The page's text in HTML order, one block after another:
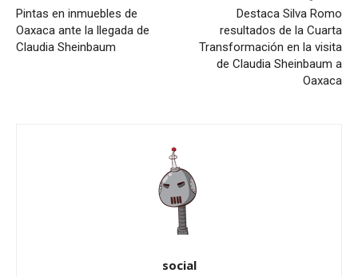
Pintas en inmuebles de
Oaxaca ante la llegada de
Claudia Sheinbaum
Destaca Silva Romo
resultados de la Cuarta
Transformación en la visita
de Claudia Sheinbaum a
Oaxaca
social